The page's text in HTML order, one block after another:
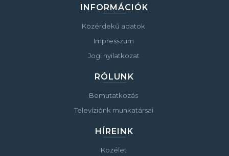
INFORMÁCIÓK
Közérdekű adatok
Impresszum
Jogi nyilatkozat
RÓLUNK
Bemutatkozás
Televíziónk munkatársai
HÍREINK
Közélet